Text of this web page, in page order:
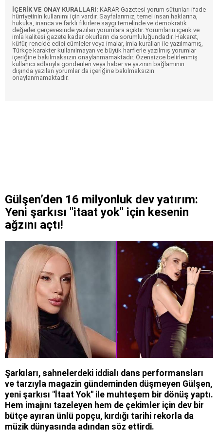
İÇERİK VE ONAY KURALLARI: KARAR Gazetesi yorum sütunları ifade
hürriyetinin kullanımı için vardır. Sayfalarımız, temel insan haklarına,
hukuka, inanca ve farklı fikirlere saygı temelinde ve demokratik
değerler çerçevesinde yazılan yorumlara açıktır. Yorumların içerik ve
imla kalitesi gazete kadar okurların da sorumluluğundadır. Hakaret,
küfür, rencide edici cümleler veya imalar, imla kuralları ile yazılmamış,
Türkçe karakter kullanılmayan ve büyük harflerle yazılmış yorumlar
içeriğine bakılmaksızın onaylanmamaktadır. Özensizce belirlenmiş
kullanıcı adlarıyla gönderilen veya haber ve yazının bağlamının
dışında yazılan yorumlar da içeriğine bakılmaksızın
onaylanmamaktadır.
Gülşen’den 16 milyonluk dev yatırım:
Yeni şarkısı "itaat yok" için kesenin
ağzını açtı!
Şarkıları, sahnelerdeki iddialı dans performansları
ve tarzıyla magazin gündeminden düşmeyen Gülşen,
yeni şarkısı "İtaat Yok" ile muhteşem bir dönüş yaptı.
Hem imajını tazeleyen hem de çekimler için dev bir
bütçe ayıran ünlü popçu, kırdığı tarihi rekorla da
müzik dünyasında adından söz ettirdi.